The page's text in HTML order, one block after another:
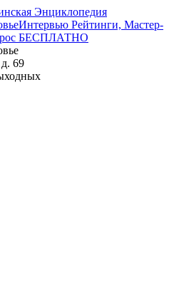
Энциклопедия
Интервью Рейтинги, Мастер-
БЕСПЛАТНО
69